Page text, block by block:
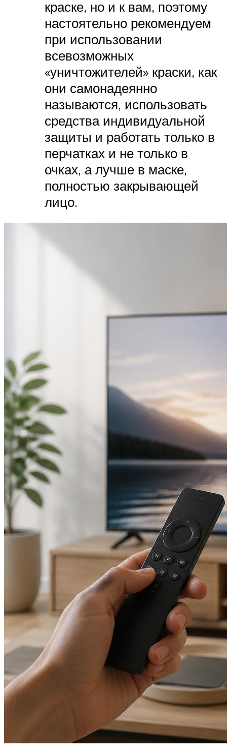
краске, но и к вам, поэтому
настоятельно рекомендуем
при использовании
всевозможных
«уничтожителей» краски, как
они самонадеянно
называются, использовать
средства индивидуальной
защиты и работать только в
перчатках и не только в
очках, а лучше в маске,
полностью закрывающей
лицо.